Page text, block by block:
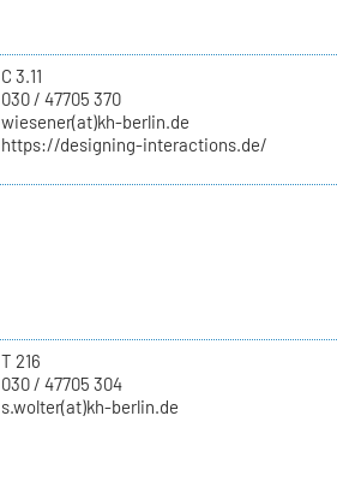
C 3.11
030 / 47705 370
wiesener(at)kh-berlin.de
https://designing-interactions.de/
T 216
030 / 47705 304
s.wolter(at)kh-berlin.de